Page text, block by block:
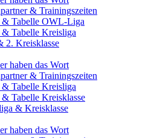
& Trainingszeiten
& Tabelle OWL-Liga
& Tabelle Kreisliga
2. Kreisklasse
haben das Wort
& Trainingszeiten
& Tabelle Kreisliga
Tabelle Kreisklasse
& Kreisklasse
haben das Wort